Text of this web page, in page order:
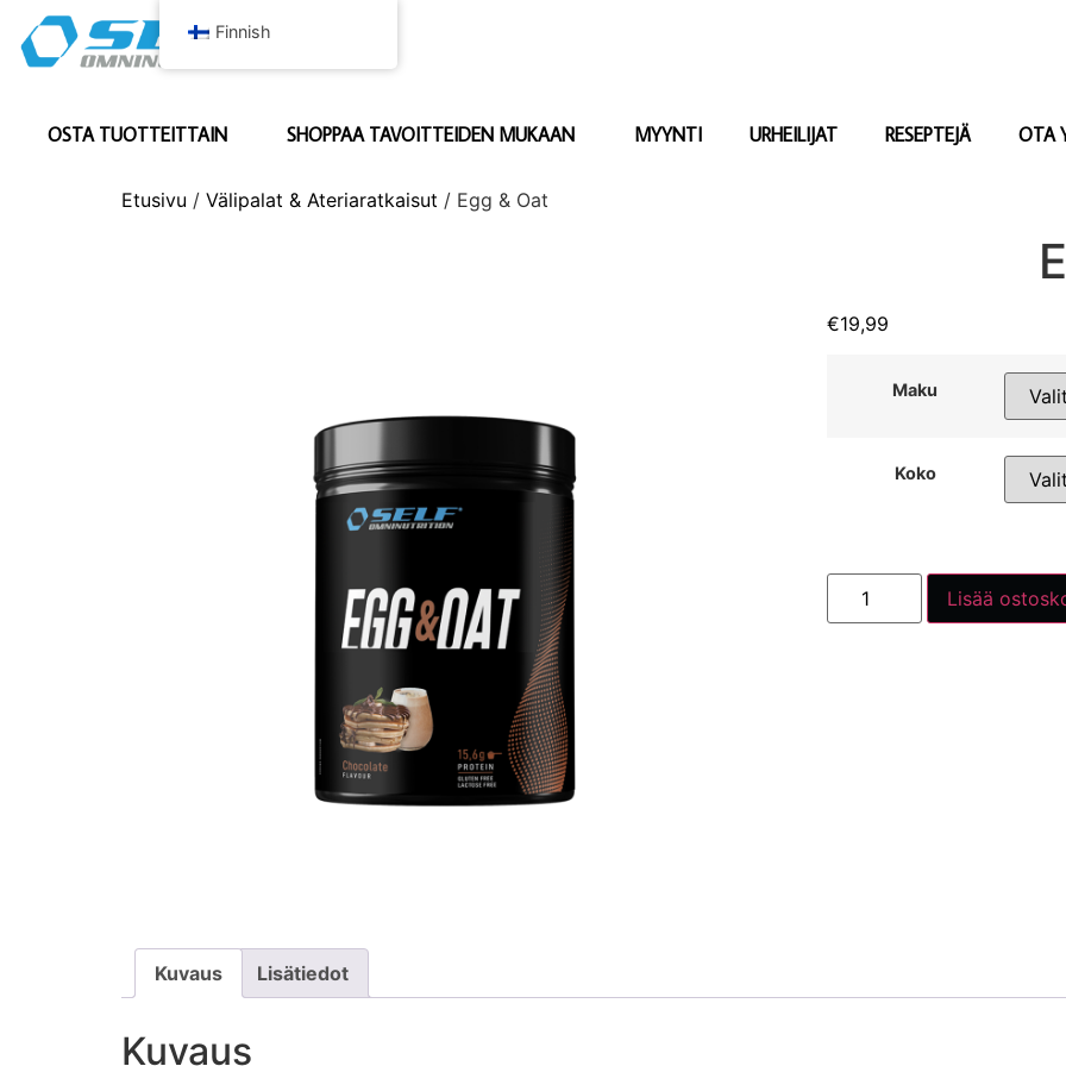
OSTA TUOTTEITTAIN SHOPPAA TAVOITTEIDEN MUKAAN MYYNTI URHEILIJAT RESEPTEJÄ OTA
Etusivu / Välipalat & Ateriaratkaisut / Egg & Oat
€19,99
Maku
Koko
Lisää
Kuvaus Lisätiedot
Kuvaus
Finnish